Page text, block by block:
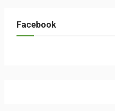
Facebook